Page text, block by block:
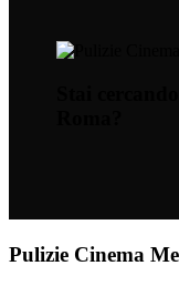
Pulizie Cinema